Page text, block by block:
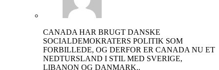
CANADA HAR BRUGT DANSKE
SOCIALDEMOKRATERS POLITIK SOM
FORBILLEDE, OG DERFOR ER CANADA NU ET
NEDTURSLAND I STIL MED SVERIGE,
LIBANON OG DANMARK..